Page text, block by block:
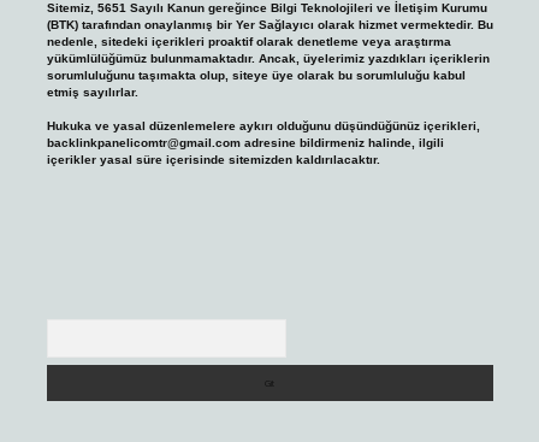
Sitemiz, 5651 Sayılı Kanun gereğince Bilgi Teknolojileri ve İletişim Kurumu
(BTK) tarafından onaylanmış bir Yer Sağlayıcı olarak hizmet vermektedir. Bu
nedenle, sitedeki içerikleri proaktif olarak denetleme veya araştırma
yükümlülüğümüz bulunmamaktadır. Ancak, üyelerimiz yazdıkları içeriklerin
sorumluluğunu taşımakta olup, siteye üye olarak bu sorumluluğu kabul
etmiş sayılırlar.
Hukuka ve yasal düzenlemelere aykırı olduğunu düşündüğünüz içerikleri,
backlinkpanelicomtr@gmail.comadresine bildirmeniz halinde, ilgili
içerikler yasal süre içerisinde sitemizden kaldırılacaktır.